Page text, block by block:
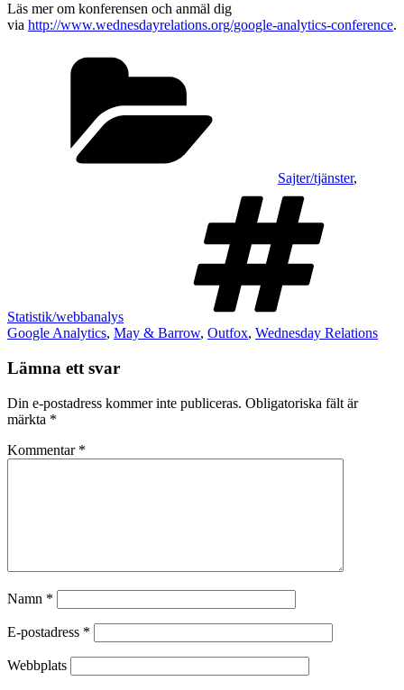
Läs mer om konferensen och anmäl dig
via http://www.wednesdayrelations.org/google-analytics-conference.
Sajter/tjänster,
Statistik/webbanalys
Google Analytics, May & Barrow, Outfox, Wednesday Relations
Lämna ett svar
Din e-postadress kommer inte publiceras. Obligatoriska fält är
märkta *
Kommentar *
Namn *
E-postadress *
Webbplats